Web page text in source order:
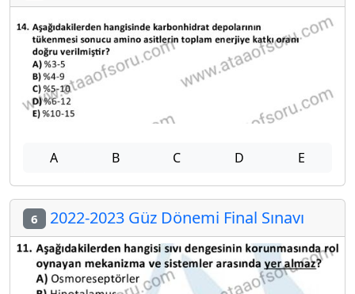
A B C D E
6 2022-2023 Güz Dönemi Final Sınavı